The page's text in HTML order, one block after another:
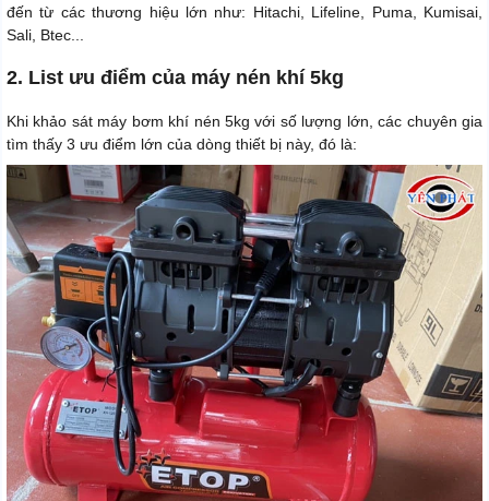
đến từ các thương hiệu lớn như: Hitachi, Lifeline, Puma, Kumisai,
Sali, Btec...
2. List ưu điểm của máy nén khí 5kg
Khi khảo sát máy bơm khí nén 5kg với số lượng lớn, các chuyên gia
tìm thấy 3 ưu điểm lớn của dòng thiết bị này, đó là: